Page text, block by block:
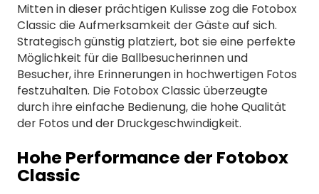
Mitten in dieser prächtigen Kulisse zog die Fotobox
Classic die Aufmerksamkeit der Gäste auf sich.
Strategisch günstig platziert, bot sie eine perfekte
Möglichkeit für die Ballbesucherinnen und
Besucher, ihre Erinnerungen in hochwertigen Fotos
festzuhalten. Die Fotobox Classic überzeugte
durch ihre einfache Bedienung, die hohe Qualität
der Fotos und der Druckgeschwindigkeit.
Hohe Performance der Fotobox
Classic